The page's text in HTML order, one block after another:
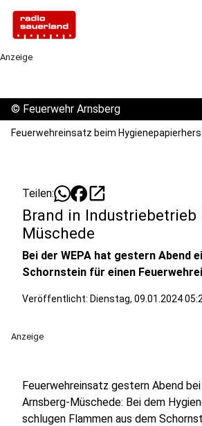
Anzeige
© Feuerwehr Arnsberg
Feuerwehreinsatz beim
Teilen: open_in_new
Brand in Industriebetrieb
Müschede
Bei der WEPA hat gestern Abend
Schornstein für einen
Veröffentlicht: Dienstag, 09.01.2024
Anzeige
Feuerwehreinsatz gestern Abend bei
Arnsberg-Müschede: Bei dem
schlugen Flammen aus dem